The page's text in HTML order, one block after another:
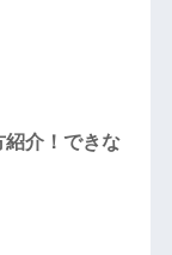
紹介！できな